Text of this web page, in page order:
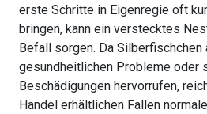
erste Schritte in Eigenregie oft
bringen, kann ein verstecktes
Befall sorgen. Da
gesundheitlichen Probleme oder
Beschädigungen hervorrufen,
Handel erhältlichen Fallen